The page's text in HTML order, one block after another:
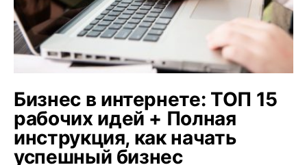
Бизнес в интернете: ТОП 15
рабочих идей + Полная
инструкция, как начать
успешный бизнес